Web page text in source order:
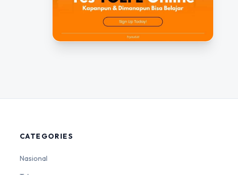
CATEGORIES
Nasional